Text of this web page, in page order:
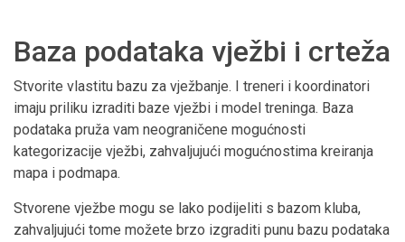
Baza podataka vježbi i crteža
Stvorite vlastitu bazu za vježbanje. I treneri i koordinatori
imaju priliku izraditi baze vježbi i model treninga. Baza
podataka pruža vam neograničene mogućnosti
kategorizacije vježbi, zahvaljujući mogućnostima kreiranja
mapa i podmapa.
Stvorene vježbe mogu se lako podijeliti s bazom kluba,
zahvaljujući tome možete brzo izgraditi punu bazu podataka